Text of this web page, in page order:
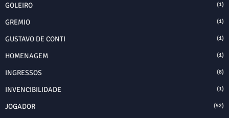
GOLEIRO (1)
GREMIO (1)
GUSTAVO DE CONTI (1)
HOMENAGEM (1)
INGRESSOS (8)
INVENCIBILIDADE (1)
JOGADOR (52)